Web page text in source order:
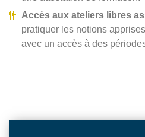
Accès aux ateliers libres
pratiquer les notions
avec un accès à des